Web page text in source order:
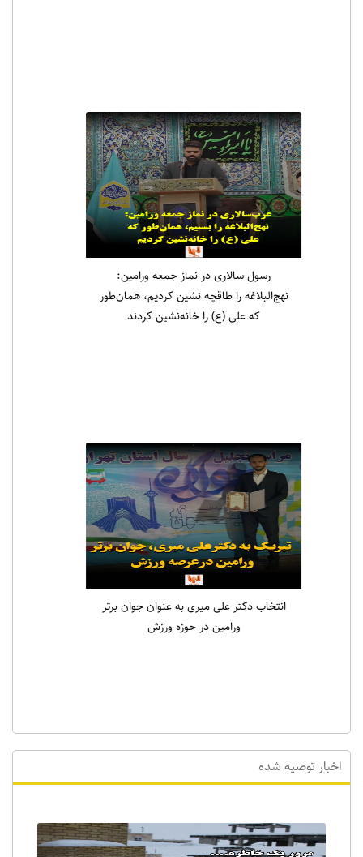
رسول سالاری در نماز جمعه ورامین:
نهج‌البلاغه را طاقچه نشین کردیم، همان‌طور
که علی (ع) را خانه‌نشین کردند
انتخاب دکتر علی میری به عنوان جوان برتر
ورامین در حوزه ورزش
اخبار توصیه شده